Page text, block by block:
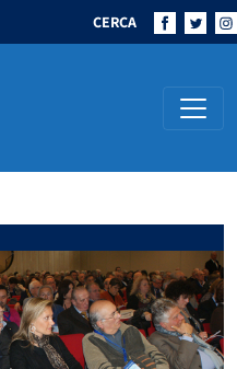
CERCA